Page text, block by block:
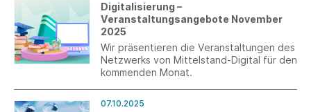
Arbeit ausschließlich aus dem Ausland
korrigiert.
Digitalisierung –
Veranstaltungsangebote November
2025
Wir präsentieren die Veranstaltungen des
Netzwerks von Mittelstand-Digital für den
kommenden Monat.
07.10.2025